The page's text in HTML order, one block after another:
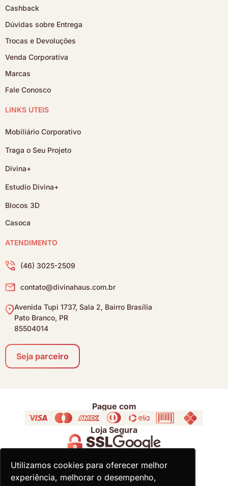
Utilizamos cookies para oferecer melhor
experiência, melhorar o desempenho,
Utilizamos cookies para oferecer melhor
experiência, melhorar o desempenho,
Cashback
Dúvidas sobre Entrega
Trocas e Devoluções
Venda Corporativa
Marcas
Fale Conosco
LINKS ÚTEIS
Mobiliário Corporativo
Traga o Seu Projeto
Divina+
Estudio Divina+
Blocos 3D
Casoca
ATENDIMENTO
(46) 3025-2509
contato@divinahaus.com.br
Avenida Tupi 1737, Sala 2, Bairro Brasília
Pato Branco, PR
85504014
Seja parceiro
Pague com
Loja Segura
Acompanhe